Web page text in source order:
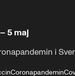
5 maj
i
Coronapandemin